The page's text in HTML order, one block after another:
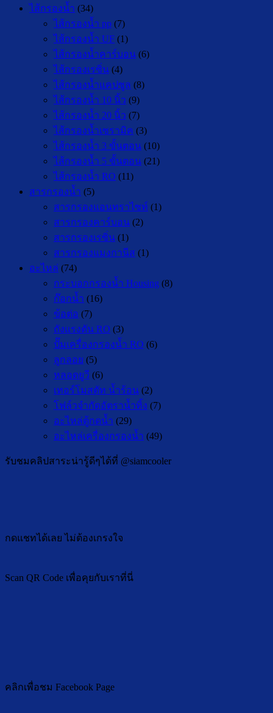
ไส้กรองน้ำ (34)
ไส้กรองน้ำ pp (7)
ไส้กรองน้ำ UF (1)
ไส้กรองน้ำคาร์บอน (6)
ไส้กรองเรซิ่น (4)
ไส้กรองน้ำแคปซูล (8)
ไส้กรองน้ำ 10 นิ้ว (9)
ไส้กรองน้ำ 20 นิ้ว (7)
ไส้กรองน้ำเซรามิค (3)
ไส้กรองน้ำ 3 ขั้นตอน (10)
ไส้กรองน้ำ 5 ขั้นตอน (21)
ไส้กรองน้ำ RO (11)
สารกรองน้ำ (5)
สารกรองแอนทราไซท์ (1)
สารกรองคาร์บอน (2)
สารกรองเรซิ่น (1)
สารกรองแมงกานีส (1)
อะไหล่ (74)
กระบอกกรองน้ำ Housing (8)
ก๊อกน้ำ (16)
ข้อต่อ (7)
ถังแรงดัน RO (3)
ปั๊มเครื่องกรองน้ำ RO (6)
ลูกลอย (5)
หลอดยูวี (6)
เทอร์โมสตัท น้ำร้อน (2)
โฟล์วจำกัดอัตราน้ำทิ้ง (7)
อะไหล่ตู้กดน้ำ (29)
อะไหล่เครื่องกรองน้ำ (49)
รับชมคลิปสาระน่ารู้ดีๆได้ที่ @siamcooler
กดแชทได้เลย ไม่ต้องเกรงใจ
Scan QR Code เพื่อคุยกับเราที่นี่
คลิกเพื่อชม Facebook Page